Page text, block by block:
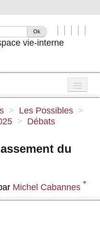
Ok
vie-interne
> Les Possibles >
> Débats
du
Michel Cabannes *